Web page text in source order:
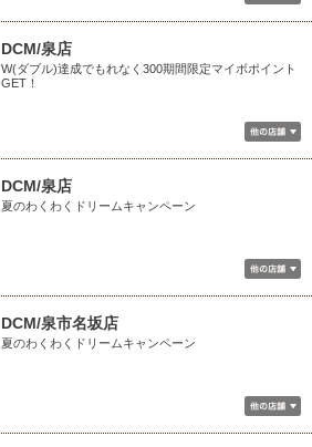
DCM/泉店
W(ダブル)達成でもれなく300期間限定マイボポイント
GET！
DCM/泉店
夏のわくわくドリームキャンペーン
DCM/泉市名坂店
夏のわくわくドリームキャンペーン